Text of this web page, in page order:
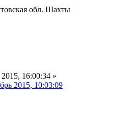
обл. Шахты
16:00:34 »
2015, 10:03:09